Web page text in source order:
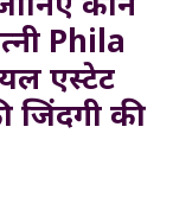
कौन
Phila
एस्टेट
जिंदगी की